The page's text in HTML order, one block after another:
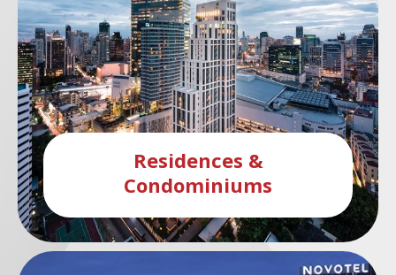
Residences &
Condominiums